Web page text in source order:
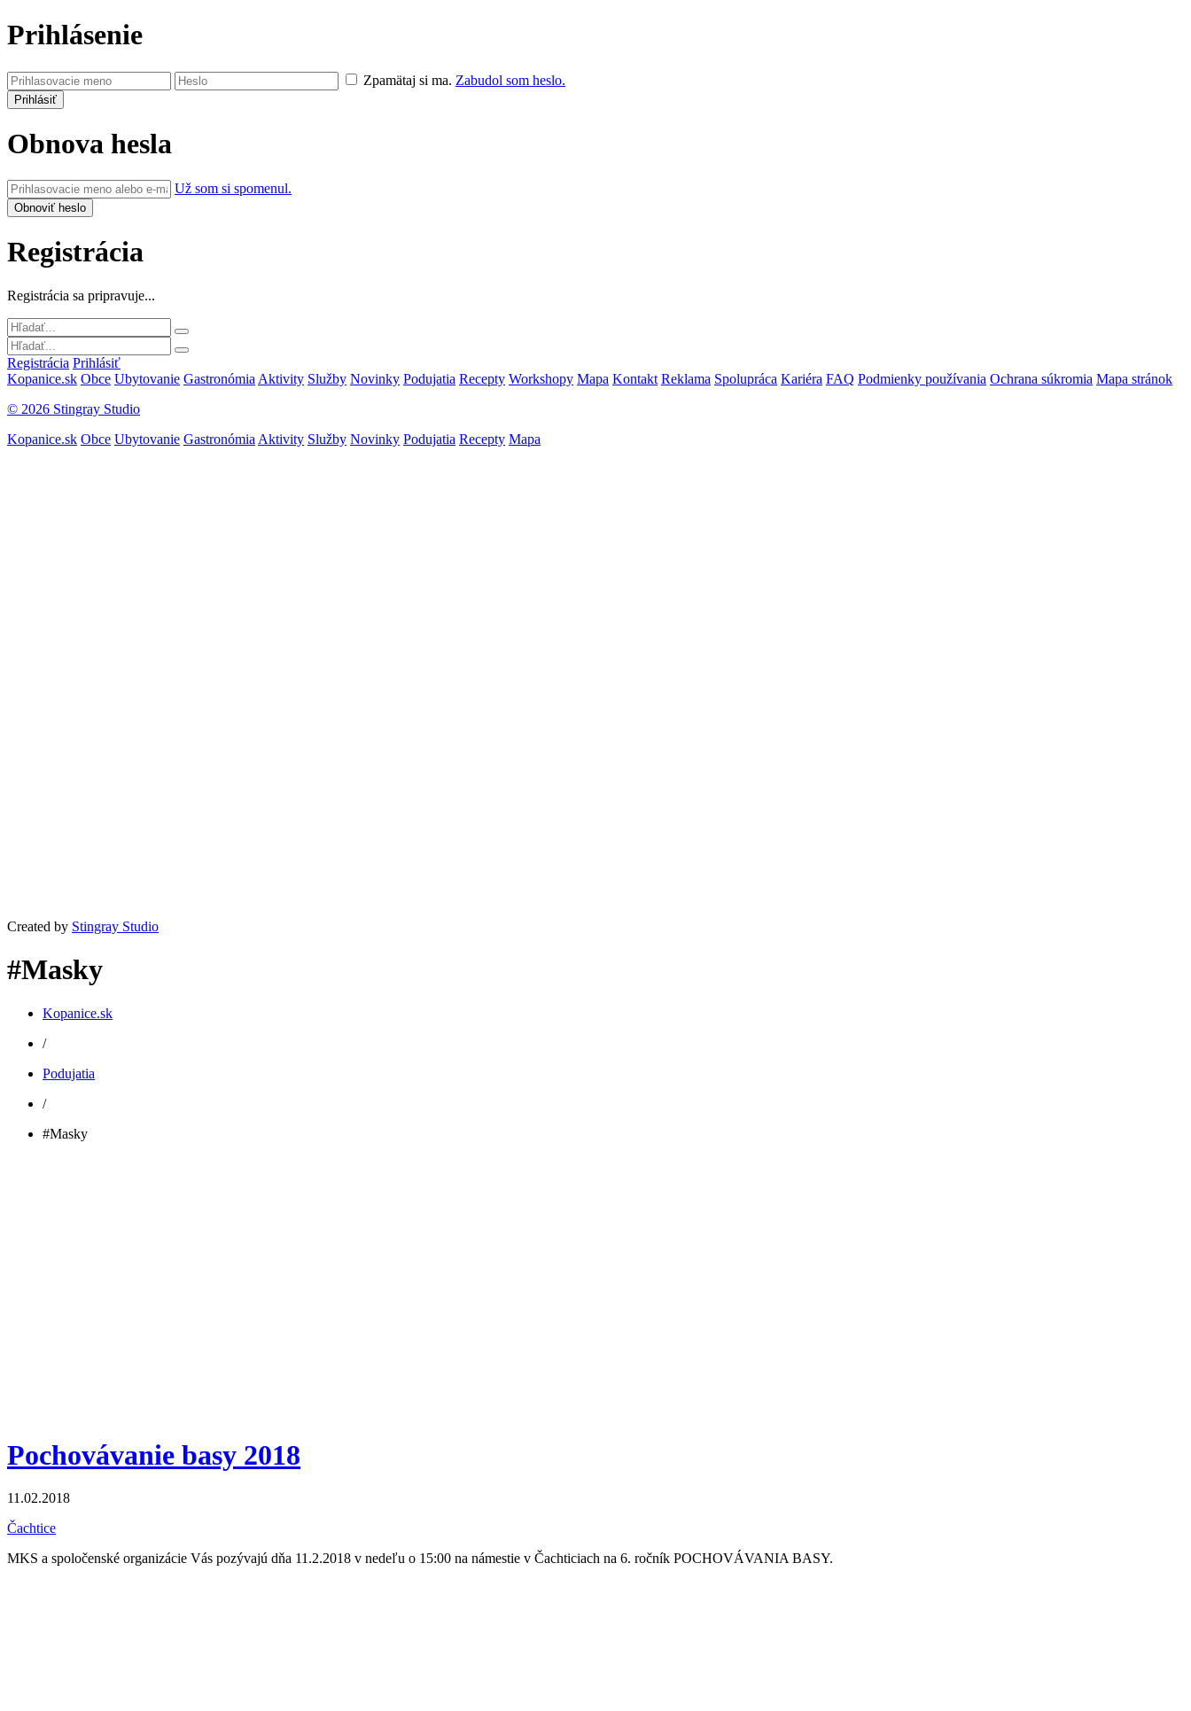
Prihlásenie
Zpamätaj si ma. Zabudol som heslo.
Obnova hesla
Už som si spomenul.
Registrácia
Registrácia sa pripravuje...
Registrácia Prihlásiť
Kopanice.sk Obce Ubytovanie Gastronómia Aktivity Služby Novinky Podujatia Recepty Workshopy Mapa Kontakt Reklama Spolupráca Kariéra FAQ Podmienky používania Ochrana súkromia Mapa stránok
© 2026 Stingray Studio
Kopanice.sk Obce Ubytovanie Gastronómia Aktivity Služby Novinky Podujatia Recepty Mapa
Created by Stingray Studio
#Masky
Kopanice.sk
/
Podujatia
/
#Masky
Pochovávanie basy 2018
11.02.2018
Čachtice
MKS a spoločenské organizácie Vás pozývajú dňa 11.2.2018 v nedeľu o 15:00 na námestie v Čachticiach na 6. ročník POCHOVÁVANIA BASY.